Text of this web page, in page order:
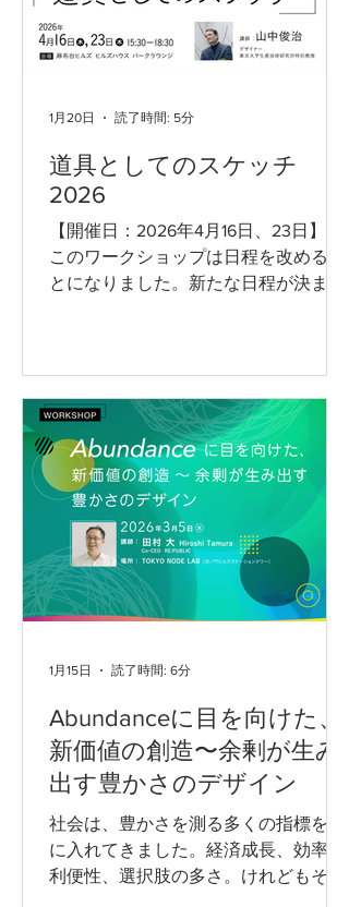
植物、素材、テクノロジー、制度——
私たちはそれらと複雑に絡まり合いな
がら生きています。 本セッションで
る存在なのか？」という問いを出発点
エコシステムの中で、どのようにデザ
インを学び、実践できるのか、につい
て、ゲストスピーカーを交えディスカ
ッション形式で進行します。 ▼日時 :
2026年3月13日(金）18:30～20:00 ▼ 会
場 Tokyo In
道具としてのスケッチ
2026
【開催日：2026年4月16日、23日】 ※
このワークショップは日程を改めるこ
とになりました。新たな日程が決まり
や芸術とは一線を置いた「道具」とし
てのスケッチを学びます。正確にもの
ごとを見て、人に伝えるためのコミュ
ニケーションツールとしてのスケッチ
は、意識して練習することにより、確
実に上達する、と山中先生は言いま
す。ただし、絵によるコミュニケーシ
ョンも、言語と同様上達するための手
順があります。絵の作法を身に着ける
るステップです。 どなたでもご参加い
ている人にも参加してほしい」と先生
はおっしゃっています。 半日ずつ2日
間にわたるワークショップでは、Day1
のスケッチをテーマとし、山中先生の
愛ある鋭い指導のもと、数多くのスケ
ッチを実践していただきます。ものの
1月20日 読了時間: 5分
Abundanceに目を向けた、
新価値の創造〜余剰が生み
出す豊かさのデザイン
社会は、豊かさを測る多くの指標を手
に入れてきました。経済成長、効率、
利便性、選択肢の多さ。けれどもそれ
1月15日 読了時間: 6分